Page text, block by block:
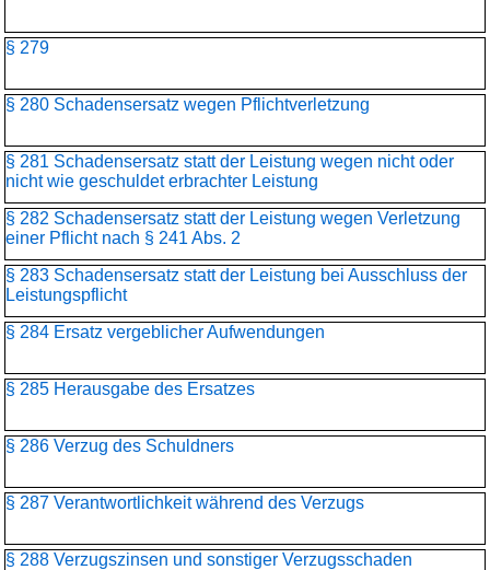
§ 279
§ 280 Schadensersatz wegen Pflichtverletzung
§ 281 Schadensersatz statt der Leistung wegen nicht oder
nicht wie geschuldet erbrachter Leistung
§ 282 Schadensersatz statt der Leistung wegen Verletzung
einer Pflicht nach § 241 Abs. 2
§ 283 Schadensersatz statt der Leistung bei Ausschluss der
Leistungspflicht
§ 284 Ersatz vergeblicher Aufwendungen
§ 285 Herausgabe des Ersatzes
§ 286 Verzug des Schuldners
§ 287 Verantwortlichkeit während des Verzugs
§ 288 Verzugszinsen und sonstiger Verzugsschaden